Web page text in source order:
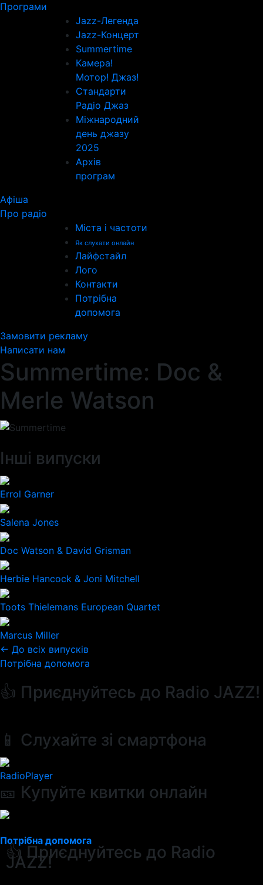
Програми
Jazz-Легенда
Jazz-Концерт
Summertime
Камера!
Мотор! Джаз!
Стандарти
Радіо Джаз
Міжнародний
день джазу
2025
Архів
програм
Афіша
Про радіо
Міста і частоти
Як слухати онлайн
Лайфстайл
Лого
Контакти
Потрібна
допомога
Замовити рекламу
Написати нам
Summertime: Doc &
Merle Watson
Інші випуски
Errol Garner
Salena Jones
Doc Watson & David Grisman
Herbie Hancock & Joni Mitchell
Toots Thielemans European Quartet
Marcus Miller
← До всіх випусків
Потрібна допомога
👍 Приєднуйтесь до Radio JAZZ!
📱 Слухайте зі смартфона
RadioPlayer
🎫 Купуйте квитки онлайн
Потрібна допомога
👍 Приєднуйтесь до Radio
JAZZ!